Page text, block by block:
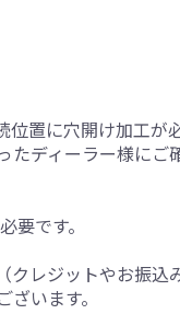
置に穴開け加工が
ディーラー様にご
です。
レジットやお振込
います。